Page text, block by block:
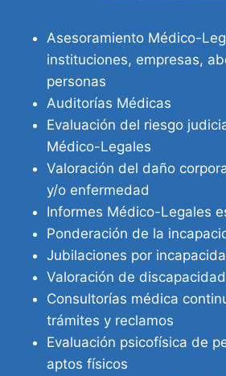
Asesoramiento Médico-
instituciones, empresas,
personas
Auditorías Médicas
Evaluación del riesgo
Médico-Legales
Valoración del daño
y/o enfermedad
Informes Médico-Legales
Ponderación de la
Jubilaciones por
Valoración de discapacidad
Consultorías médica
trámites y reclamos
Evaluación psicofísica de
aptos físicos